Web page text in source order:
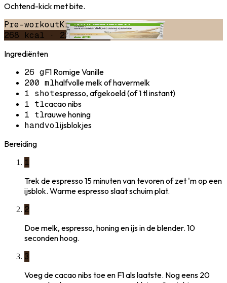
Ochtend-kick met bite.
Pre-workoutKrachtigOchtend
268 kcal · 22g eiwit
Ingrediënten
26 gF1 Romige Vanille
200 mlhalfvolle melk of havermelk
1 shotespresso, afgekoeld (of 1 tl instant)
1 tlcacao nibs
1 tlrauwe honing
handvolijsblokjes
Bereiding
1
Trek de espresso 15 minuten van tevoren of zet 'm op een
ijsblok. Warme espresso slaat schuim plat.
2
Doe melk, espresso, honing en ijs in de blender. 10
seconden hoog.
3
Voeg de cacao nibs toe en F1 als laatste. Nog eens 20